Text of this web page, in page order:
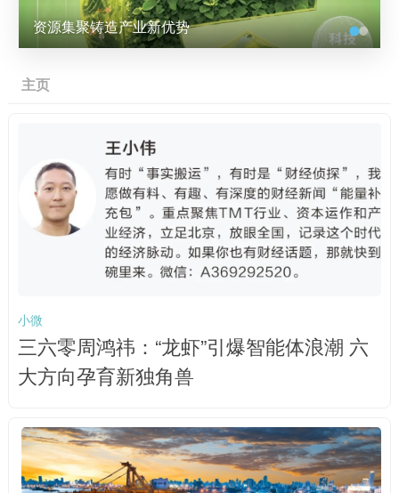
资源集聚铸造产业新优势
主页
小微
三六零周鸿祎：“龙虾”引爆智能体浪潮 六
大方向孕育新独角兽